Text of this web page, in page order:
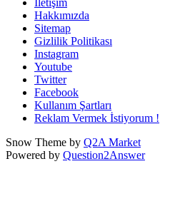
İletişim
Hakkımızda
Sitemap
Gizlilik Politikası
Instagram
Youtube
Twitter
Facebook
Kullanım Şartları
Reklam Vermek İstiyorum !
Snow Theme by Q2A Market
Powered by Question2Answer